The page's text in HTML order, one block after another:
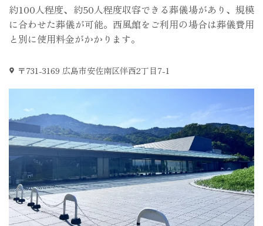
約100人程度、約50人程度収容できる葬儀場があり、規模
に合わせた葬儀が可能。西風館をご利用の場合は葬儀費用
と別に使用料金がかかります。
〒731-3169 広島市安佐南区伴西2丁目7-1